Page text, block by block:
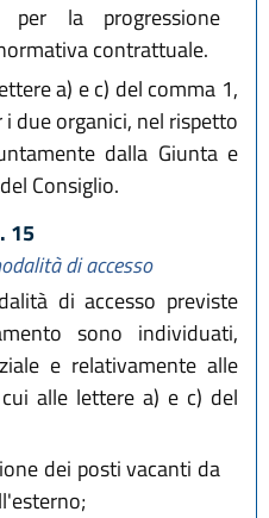
per la progressione
contrattuale.
a) e c) del comma 1,
due organici, nel rispetto
dalla Giunta e
Consiglio.
15
di accesso
di accesso previste
sono individuati,
e relativamente alle
alle lettere a) e c) del
dei posti vacanti da